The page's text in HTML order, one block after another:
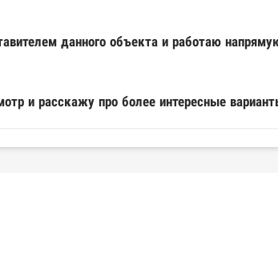
данного объекта и работаю
и расскажу про более интересные